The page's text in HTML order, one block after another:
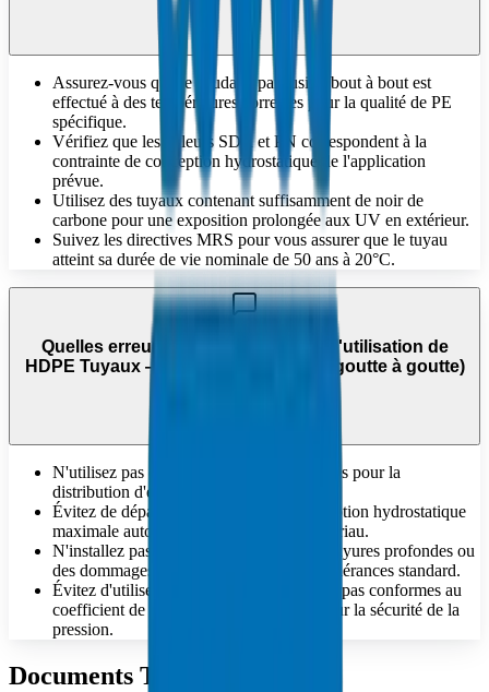
Assurez-vous que le soudage par fusion bout à bout est
effectué à des températures correctes pour la qualité de PE
spécifique.
Vérifiez que les valeurs SDR et PN correspondent à la
contrainte de conception hydrostatique de l'application
prévue.
Utilisez des tuyaux contenant suffisamment de noir de
carbone pour une exposition prolongée aux UV en extérieur.
Suivez les directives MRS pour vous assurer que le tuyau
atteint sa durée de vie nominale de 50 ans à 20°C.
Quelles erreurs faut-il éviter lors de l'utilisation de
HDPE Tuyaux — ASAE S435 (tuyaux goutte à goutte)
N'utilisez pas de canalisations non potables pour la
distribution d'eau potable.
Évitez de dépasser la contrainte de conception hydrostatique
maximale autorisée spécifiée pour le matériau.
N'installez pas de tuyaux présentant des rayures profondes ou
des dommages physiques dépassant les tolérances standard.
Évitez d'utiliser des matériaux qui ne sont pas conformes au
coefficient de conception « C » requis pour la sécurité de la
pression.
Documents Techniques